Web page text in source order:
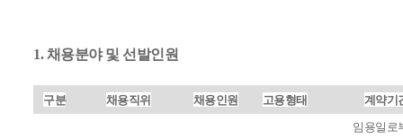
1. 채용분야 및 선발인원
구분 채용직위 채용인원 고용형태
계약기
임용일로